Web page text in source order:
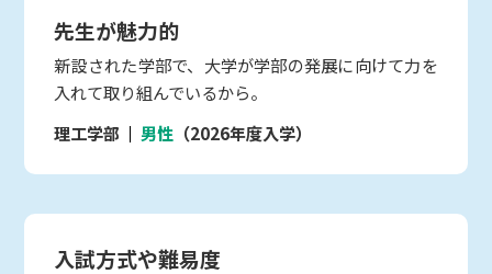
先生が魅力的
新設された学部で、大学が学部の発展に向けて力を
入れて取り組んでいるから。
理工学部
男性 （2026年度入学）
入試方式や難易度